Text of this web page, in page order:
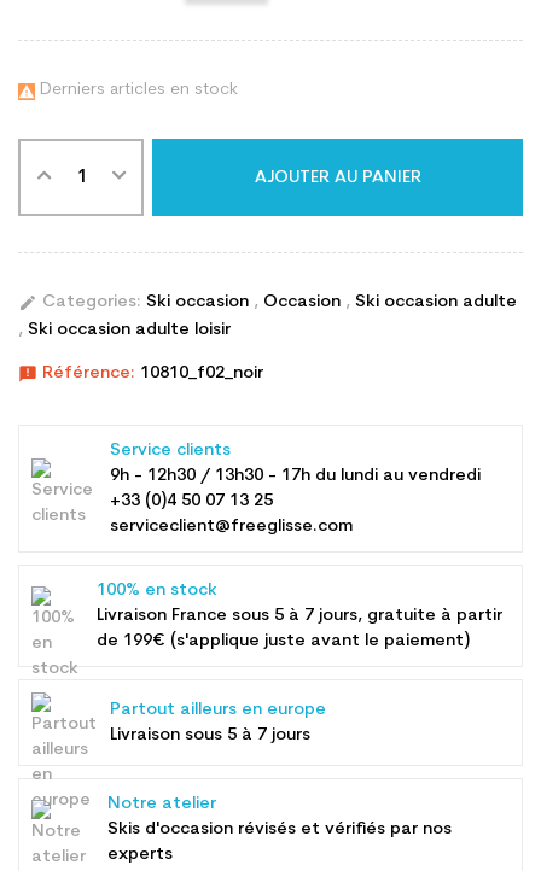
 Derniers articles en stock
AJOUTER AU PANIER
edit Categories: Ski occasion , Occasion , Ski occasion adulte
, Ski occasion adulte loisir
announcement Référence: 10810_f02_noir
Service clients
9h - 12h30 / 13h30 - 17h du lundi au vendredi
+33 (0)4 50 07 13 25
serviceclient@freeglisse.com
100% en stock
Livraison France sous 5 à 7 jours, gratuite à partir
de 199€ (s'applique juste avant le paiement)
Partout ailleurs en europe
Livraison sous 5 à 7 jours
Notre atelier
Skis d'occasion révisés et vérifiés par nos
experts